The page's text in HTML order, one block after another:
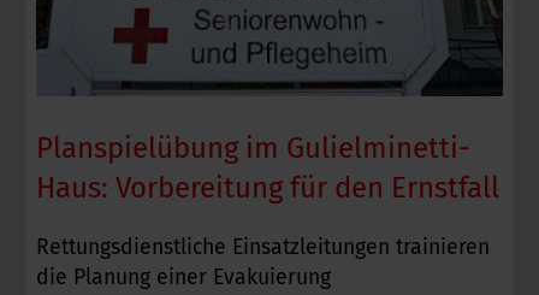
Planspielübung im Gulielminetti-
Haus: Vorbereitung für den Ernstfall
Rettungsdienstliche Einsatzleitungen trainieren
die Planung einer Evakuierung